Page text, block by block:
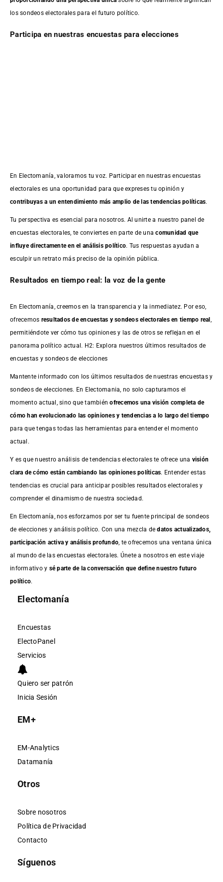
los sondeos electorales para el futuro político.
Participa en nuestras encuestas para elecciones
En Electomanía, valoramos tu voz. Participar en nuestras encuestas
electorales es una oportunidad para que expreses tu opinión y
contribuyas a un entendimiento más amplio de las tendencias políticas.
Tu perspectiva es esencial para nosotros. Al unirte a nuestro panel de
encuestas electorales, te conviertes en parte de unacomunidad que
influye directamente en el análisis político. Tus respuestas ayudan a
esculpir un retrato más preciso de la opinión pública.
Resultados en tiempo real: la voz de la gente
En Electomanía, creemos en la transparencia y la inmediatez. Por eso,
ofrecemos resultados deencuestas y sondeos electorales en tiempo real
permitiéndote ver cómo tus opiniones y las de otros se reflejan en el
panorama político actual. H2: Explora nuestros últimos resultados de
encuestas y sondeos de elecciones
Mantente informado con los últimos resultados de nuestras encuestasy
sondeos de elecciones. En Electomania, no solo capturamos el
momento actual, sino que tambiénofrecemos una visión completa de
cómo han evolucionado las opiniones y tendencias a lo largo del tiempo
para que tengas todas las herramientas para entender el momento
actual.
Y es que nuestro análisis de tendencias electorales te ofrece una visión
clara de cómo están cambiando las opiniones políticas. Entender estas
tendencias es crucial para anticipar posibles resultados electorales y
comprender el dinamismo de nuestra sociedad.
En Electomanía, nos esforzamos por ser tu fuente principal de sondeos
de elecciones y análisis político. Con una mezcla dedatos actualizados,
participación activa y análisis profundo , te ofrecemos una ventana única
al mundo de las encuestas electorales. Únete a nosotros en este viaje
informativo y sé parte de la conversación que define nuestro futuro
político.
Electomanía
Encuestas
ElectoPanel
Servicios
Quiero ser patrón
Inicia Sesión
EM+
EM-Analytics
Datamanía
Otros
Sobre nosotros
Política de Privacidad
Contacto
Síguenos